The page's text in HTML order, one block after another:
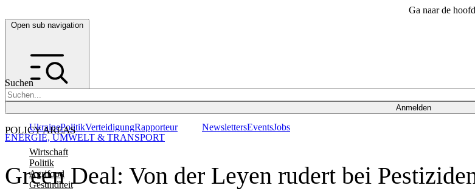
Ga naar de
Open sub navigation
Suchen
Anmelden
POLICY AREAS
Wirtschaft
Politik
Agrifood
Gesundheit
UkrainePolitikVerteidigungRapporteur NewslettersEventsJobs
Green Deal: Von der Leyen rudert bei
ENERGIE, UMWELT & TRANSPORT